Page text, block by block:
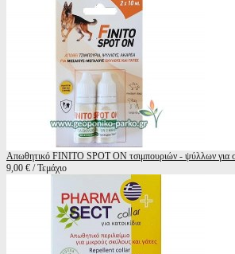
Απωθητικό FINITO SPOT ON τσιμπουριών - ψύλλων για
9,00 € / Τεμάχιο